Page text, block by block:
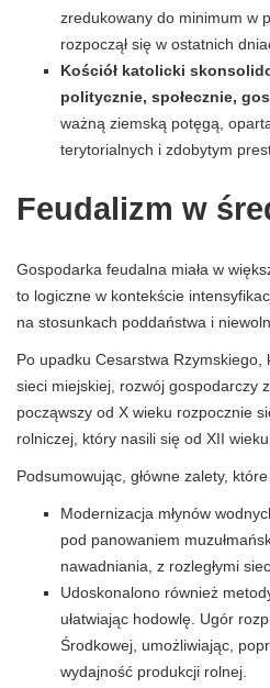
zredukowany do minimum w
rozpoczął się w ostatnich
Kościół katolicki
politycznie, społecznie,
ważną ziemską potęgą,
terytorialnych i zdobytym
Feudalizm w
Gospodarka feudalna miała w
to logiczne w kontekście
na stosunkach poddaństwa i
Po upadku Cesarstwa Rzymskiego,
sieci miejskiej, rozwój gospodarczy
począwszy od X wieku rozpocznie
rolniczej, który nasili się od XII wieku.
Podsumowując, główne zalety,
Modernizacja młynów
pod panowaniem
nawadniania, z rozległymi
Udoskonalono również
ułatwiając hodowlę. Ugór
Środkowej, umożliwiając,
wydajność produkcji rolnej.